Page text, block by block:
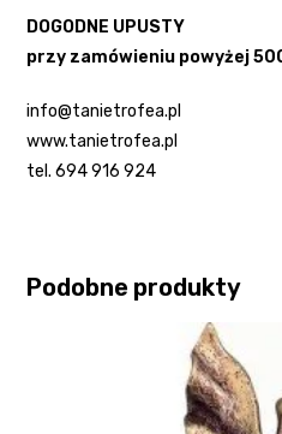
DOGODNE UPUSTY
przy zamówieniu powyżej
info@tanietrofea.pl
www.tanietrofea.pl
tel. 694 916 924
Podobne produkty